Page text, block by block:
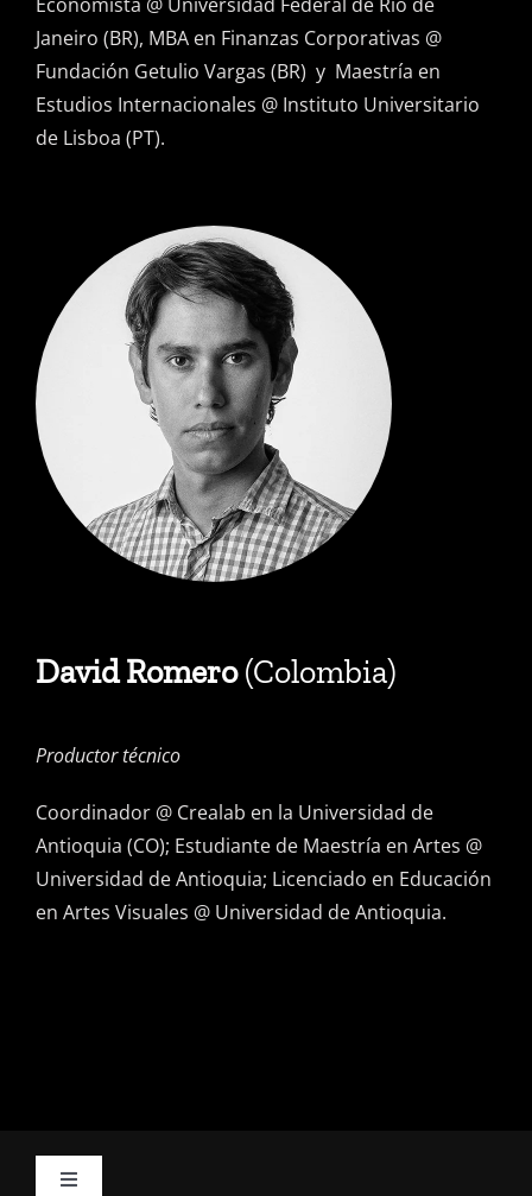
Janeiro (BR), MBA en Finanzas Corporativas @
Fundación Getulio Vargas (BR) y Maestría en
Estudios Internacionales @ Instituto Universitario
de Lisboa (PT).
David Romero(Colombia)
Productor técnico
Coordinador @ Crealab en la Universidad de
Antioquia (CO); Estudiante de Maestría en Artes @
Universidad de Antioquia; Licenciado en Educación
en Artes Visuales @ Universidad de Antioquia.